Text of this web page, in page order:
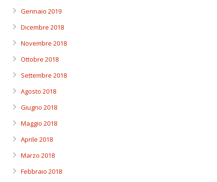
Gennaio 2019
Dicembre 2018
Novembre 2018
Ottobre 2018
Settembre 2018
Agosto 2018
Giugno 2018
Maggio 2018
Aprile 2018
Marzo 2018
Febbraio 2018